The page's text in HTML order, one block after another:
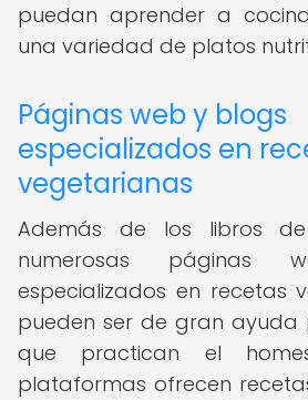
puedan aprender a
una variedad de platos
Páginas web y blogs
especializados en
vegetarianas
Además de los libros de
numerosas páginas
especializados en recetas
pueden ser de gran ayuda
que practican el
plataformas ofrecen